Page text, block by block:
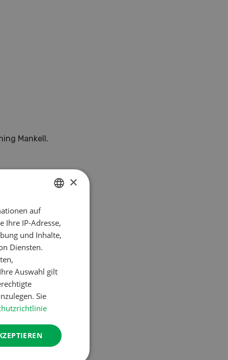
Mankell.
FRENCH
×
auf
Ihre IP-Adresse,
und Inhalte,
Diensten.
Auswahl gilt
Sie